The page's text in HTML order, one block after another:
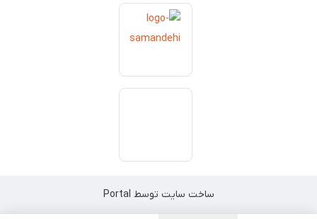
ساخت سایت توسط Portal